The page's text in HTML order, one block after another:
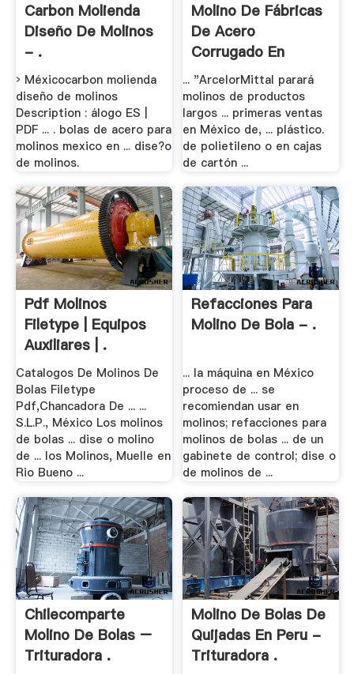
Carbon Molienda
Diseño De Molinos
- .
› Méxicocarbon molienda
diseño de molinos
Description : álogo ES |
PDF ... . bolas de acero para
molinos mexico en ... dise?o
de molinos.
Molino De Fábricas
De Acero
Corrugado En
Mexico .
... "ArcelorMittal parará
molinos de productos
largos ... primeras ventas
en México de, ... plástico.
de polietileno o en cajas
de cartón ...
Pdf Molinos
Filetype | Equipos
Auxiliares | .
Catalogos De Molinos De
Bolas Filetype
Pdf,Chancadora De ... ...
S.L.P., México Los molinos
de bolas ... dise o molino
de ... los Molinos, Muelle en
Rio Bueno ...
Refacciones Para
Molino De Bola - .
... la máquina en México
proceso de ... se
recomiendan usar en
molinos; refacciones para
molinos de bolas ... de un
gabinete de control; dise o
de molinos de ...
Chilecomparte
Molino De Bolas –
Trituradora .
Molino De Bolas De
Quijadas En Peru -
Trituradora .